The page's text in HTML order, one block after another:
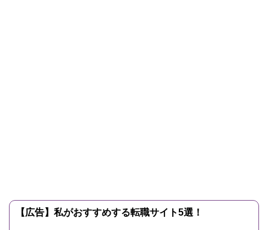
【広告】私がおすすめする転職サイト5選！